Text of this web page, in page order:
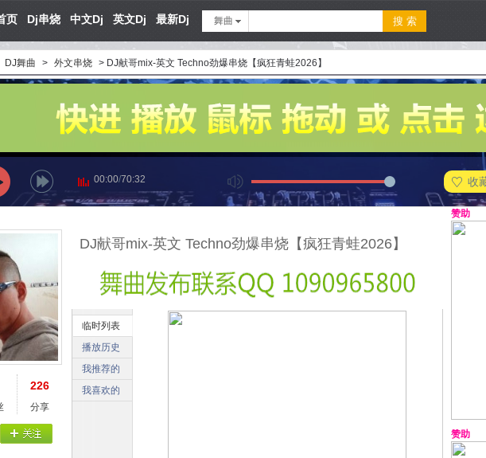
页 Dj串烧 中文Dj 英文Dj 最新Dj 舞曲
DJ舞曲 > 外文串烧 > DJ献哥mix-英文 Techno劲爆串烧【疯狂青蛙2026】
收
00:00/70:32
DJ献哥mix-英文 Techno劲爆串烧【疯狂青蛙2026】
临时列表
播放历史
我推荐的
我喜欢的
226
分享
赞助
赞助